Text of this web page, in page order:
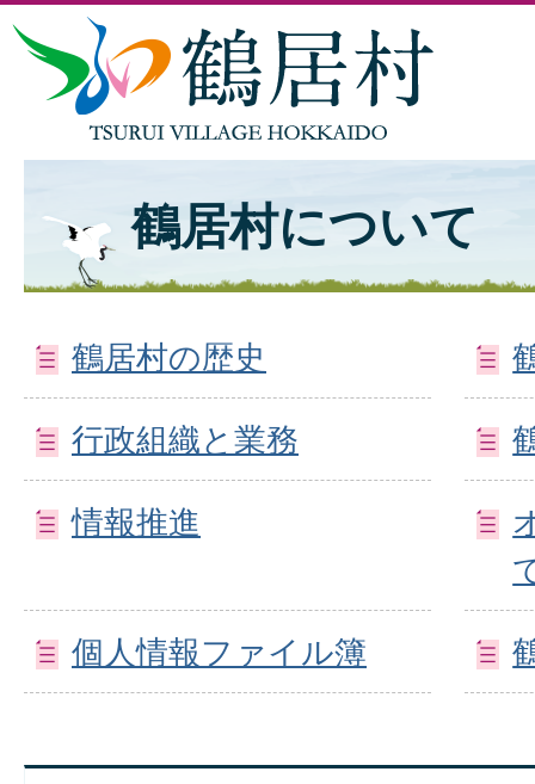
鶴居村について
鶴居村の歴史
行政組織と業務
情報推進
個人情報ファイル簿